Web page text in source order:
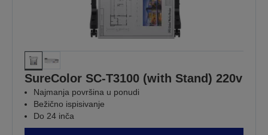
SureColor SC-T3100 (with Stand) 220v
Najmanja površina u ponudi
Bežično ispisivanje
Do 24 inča